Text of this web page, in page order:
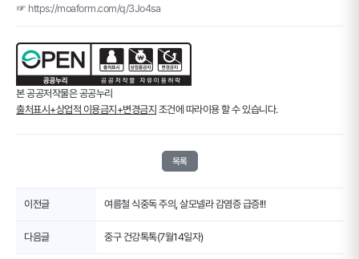
☞ https://moaform.com/q/3Jo4sa
본 공공저작물은 공공누리
출처표시+상업적 이용금지+변경금지 조건에 따라이용 할 수 있습니다.
목록
이전글 여름철 식중독 주의, 살모넬라 감염증 급증!!!
다음글 중구 건강톡톡(7월14일자)